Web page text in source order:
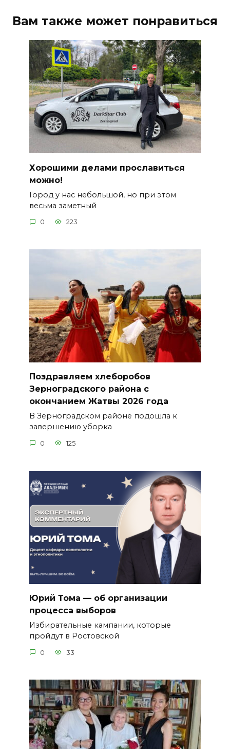
Вам также может понравиться
Хорошими делами прославиться
можно!
Город у нас небольшой, но при этом
весьма заметный
0 223
Поздравляем хлеборобов
Зерноградского района с
окончанием Жатвы 2026 года
В Зерноградском районе подошла к
завершению уборка
0 125
Юрий Тома — об организации
процесса выборов
Избирательные кампании, которые
пройдут в Ростовской
0 33